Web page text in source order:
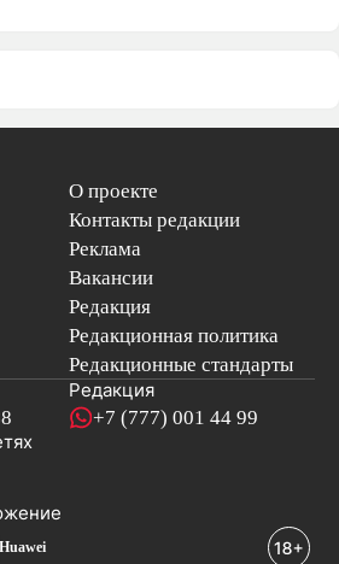
О проекте
Контакты редакции
Реклама
Вакансии
Редакция
Редакционная политика
Редакционные стандарты
Редакция
+7 (777) 001 44 99
новостей
Huawei